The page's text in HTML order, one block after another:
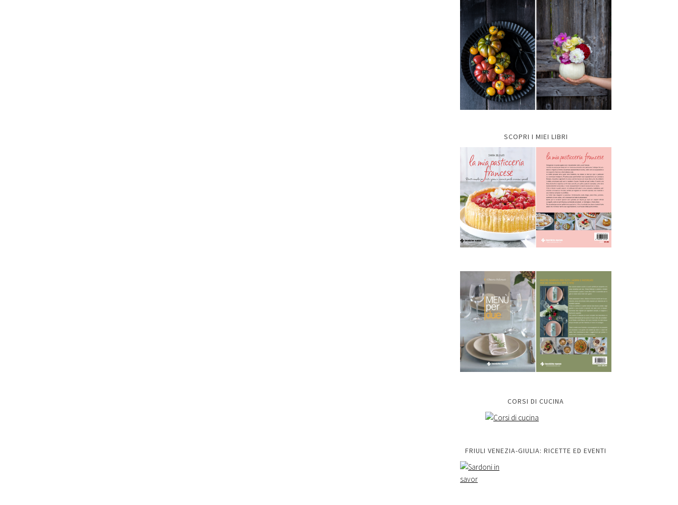
SCOPRI I MIEI LIBRI
CORSI DI CUCINA
FRIULI VENEZIA-GIULIA: RICETTE ED EVENTI